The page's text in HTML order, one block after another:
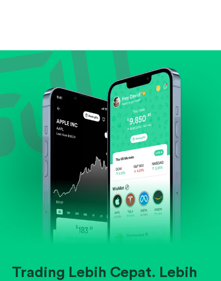
Lihat pertumbuhan pendapatan & laba.
Cek margin dan arus kas.
Evaluasi prospek bisnis dan posisi perusahaan di
industrinya.
Trading Lebih Cepat. Lebih